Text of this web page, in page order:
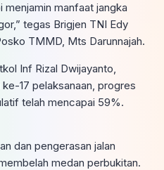
menjamin manfaat jangka
tegas Brigjen TNI Edy
TMMD, Mts Darunnajah.
Inf Rizal Dwijayanto,
17 pelaksanaan, progres
telah mencapai 59%.
dan pengerasan jalan
medan perbukitan.